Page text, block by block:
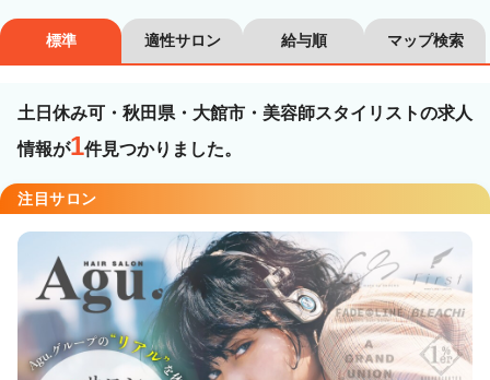
沿線・駅を選択 市区町村を選択
大館市
職種・技能ランク
美容師スタイリスト 美容師アシスタント
カラーリスト フロント・レセプション
ヘアメイク・美容部員 アイリスト
標準 適性サロン 給与順 マップ検索
土日休み可・秋田県・大館市・美容師スタイリストの求人
情報が1件見つかりました。
注目サロン